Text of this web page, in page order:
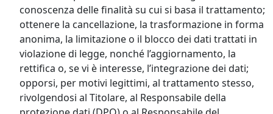
conoscenza delle finalità su cui si basa il trattamento;
ottenere la cancellazione, la trasformazione in forma
anonima, la limitazione o il blocco dei dati trattati in
violazione di legge, nonché l’aggiornamento, la
rettifica o, se vi è interesse, l’integrazione dei dati;
opporsi, per motivi legittimi, al trattamento stesso,
rivolgendosi al Titolare, al Responsabile della